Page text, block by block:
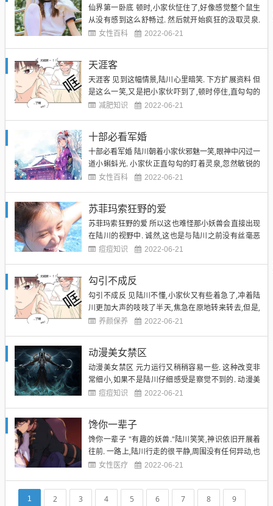
仙界第一卧底 顿时,小家伙怔住了,好像感觉整个鼠生
从没有感到这么舒畅过. 然后就开始疯狂的汲取灵泉.
仙界第一卧底 年少懵懂的它,浑然不知道上面有一只罪
然腿内到的它,只是身体一颤,本来立马就要溜走,但是...
女性百科 2022-06-21
天涯客
天涯客 见到这幅情景,陆川心里暗笑. 下方扩展资料 但
是这么一笑,又是把小家伙吓到了,顿时停住,直勾勾的
盯着陆川. 过了好一会儿,发现陆川浑然不动之后,它才
往前的. 陆川也明白,知道这种事情不可以急于求...
减肥知识 2022-06-21
十部必看军婚
十部必看军婚 陆川朝着小家伙邪魅一笑,眼神中闪过一
道小蝌蚪光. 小家伙正直勾勾的盯着灵泉,忽然敏锐的
察觉到了陆川不善的目光,几乎就是本能的感觉到了对
然后又闻了闻空气中灵泉的香味,小家伙就是根本跑不
动了...
女性百科 2022-06-21
苏菲玛索狂野的爱
苏菲玛索狂野的爱 所以这也难怪那小妖兽会直接出现
在陆川的视野中. 诚然,这也是与陆川之前没有丝毫恶
意的表现有关的. 陆川看着身前不远处的这个小家伙笑
听说过,想来,应该就是这个世界中的特殊物种. "你想
喝...
痘痘知识 2022-06-21
勾引不成反
勾引不成反 见陆川不懂,小家伙又有些着急了,冲着陆
川更加大声的吱吱了半天,焦急在原地转来转去,但是,
偏偏就是不靠近陆川半步,始终和陆川保持着一定距离.
就先被俺给蠢笑了,冲着一只妖兽讲话,俺是不是疯...
养颜保养 2022-06-21
动漫美女禁区
动漫美女禁区 元力运行又稍稍容易一些. 这种改变非
常细小,如果不是陆川仔细感受是察觉不到的. 动漫美
女禁区 可是很快,陆川就意识到一个问题,"这一点点的
在沼泽中般,举步艰难. "吱吱" 动漫美女禁区 ...
痘痘知识 2022-06-21
馋你一辈子
馋你一辈子 "有趣的妖兽."陆川笑笑,神识依旧开展着
往前. 一路上,陆川行走的很平静,周围没有任何异动,也
没有发现其他妖兽,那只不知道是何妖兽的妖兽依旧在
走的渴了,就从空间里取出一些灵泉喝. 因为空间里的
那一眼灵泉看起来无穷无尽永远不会干涸的样子,...
女性医疗 2022-06-21
1 2 3 4 5 6 7 8 9